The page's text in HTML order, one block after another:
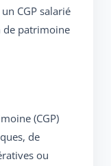
CGP salarié
de patrimoine
(CGP)
de
ou